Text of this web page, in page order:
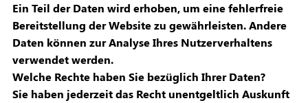
Ein Teil der Daten wird erhoben, um eine fehlerfreie
Bereitstellung der Website zu gewährleisten. Andere
Daten können zur Analyse Ihres Nutzerverhaltens
verwendet werden.
Welche Rechte haben Sie bezüglich Ihrer Daten?
Sie haben jederzeit das Recht unentgeltlich Auskunft